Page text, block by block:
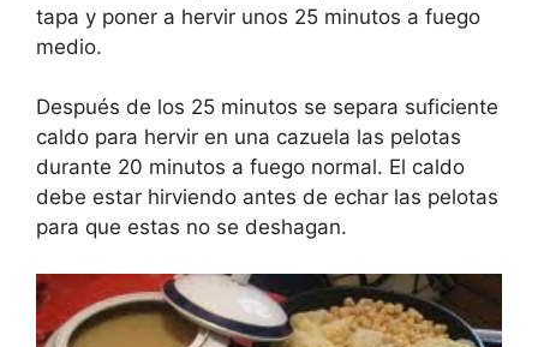
tapa y poner a hervir unos 25 minutos a fuego
medio.
Después de los 25 minutos se separa suficiente
caldo para hervir en una cazuela las pelotas
durante 20 minutos a fuego normal. El caldo
debe estar hirviendo antes de echar las pelotas
para que estas no se deshagan.